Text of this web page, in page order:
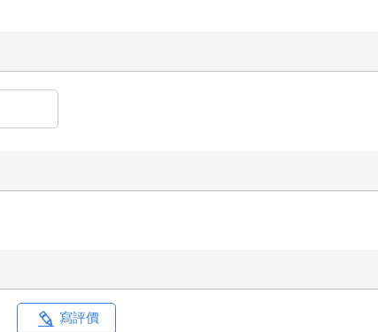
寫評價